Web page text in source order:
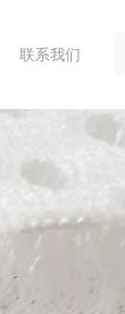
联系我们